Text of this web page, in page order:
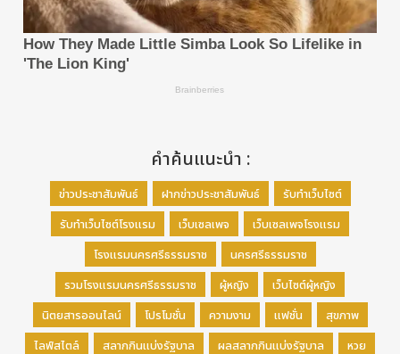
คำค้นแนะนำ :
ข่าวประชาสัมพันธ์ ฝากข่าวประชาสัมพันธ์
รับทำเว็บไซต์
รับทำเว็บไซต์โรงแรม
เว็บเซลเพจ
เว็บเซลเพจโรงแรม
โรงแรมนครศรีธรรมราช
นครศรีธรรมราช
รวมโรงแรมนครศรีธรรมราช
ผู้หญิง
เว็บไซต์ผู้หญิง
นิตยสารออนไลน์
โปรโมชั่น ความงาม แฟชั่น
สุขภาพ
ไลฟ์สไตล์
สลากกินแบ่งรัฐบาล ผลสลากกินแบ่งรัฐบาล
หวย